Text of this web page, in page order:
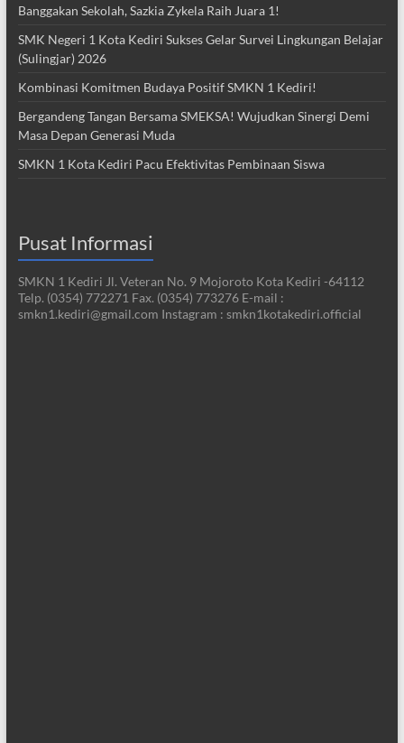
Banggakan Sekolah, Sazkia Zykela Raih Juara 1!
SMK Negeri 1 Kota Kediri Sukses Gelar Survei Lingkungan Belajar
(Sulingjar) 2026
Kombinasi Komitmen Budaya Positif SMKN 1 Kediri!
Bergandeng Tangan Bersama SMEKSA! Wujudkan Sinergi Demi
Masa Depan Generasi Muda
SMKN 1 Kota Kediri Pacu Efektivitas Pembinaan Siswa
Pusat Informasi
SMKN 1 Kediri Jl. Veteran No. 9 Mojoroto Kota Kediri -64112
Telp. (0354) 772271 Fax. (0354) 773276 E-mail :
smkn1.kediri@gmail.com Instagram : smkn1kotakediri.official